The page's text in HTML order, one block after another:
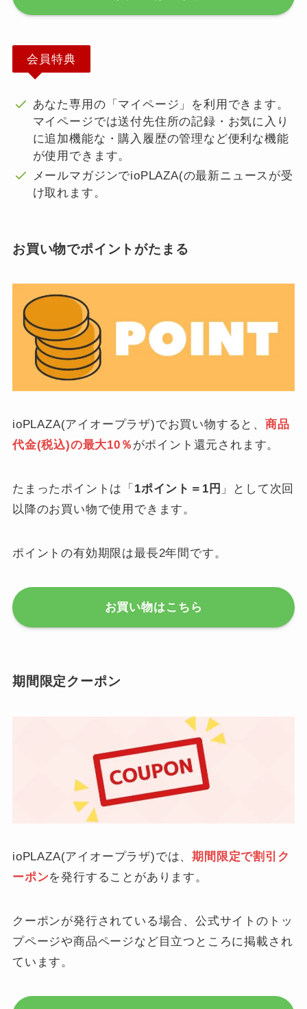
会員特典
あなた専用の「マイページ」を利用できます。
マイページでは送付先住所の記録・お気に入り
に追加機能な・購入履歴の管理など便利な機能
が使用できます。
メールマガジンでioPLAZA(の最新ニュースが受
け取れます。
お買い物でポイントがたまる
ioPLAZA(アイオープラザ)でお買い物すると、商品
代金(税込)の最大10％ がポイント還元されます。
たまったポイントは「 1ポイント＝1円 」として次回
以降のお買い物で使用できます。
ポイントの有効期限は最長2年間です。
お買い物はこちら
期間限定クーポン
ioPLAZA(アイオープラザ)では、期間限定で割引ク
ーポンを発行することがあります。
クーポンが発行されている場合、公式サイトのトッ
プページや商品ページなど目立つところに掲載され
ています。